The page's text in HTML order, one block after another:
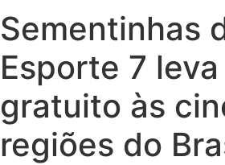
Sementinhas
Esporte 7
gratuito às
regiões do